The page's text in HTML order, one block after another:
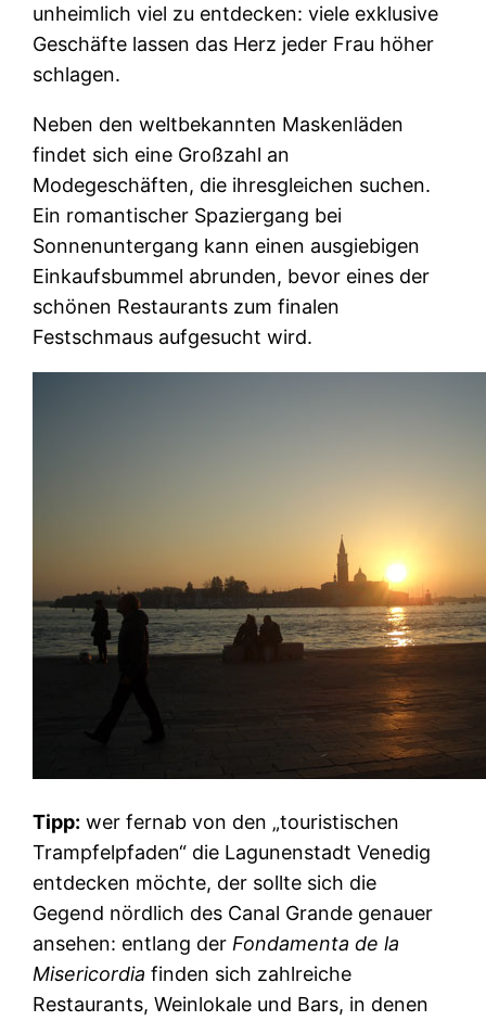
unheimlich viel zu entdecken: viele exklusive
Geschäfte lassen das Herz jeder Frau höher
schlagen.
Neben den weltbekannten Maskenläden
findet sich eine Großzahl an
Modegeschäften, die ihresgleichen suchen.
Ein romantischer Spaziergang bei
Sonnenuntergang kann einen ausgiebigen
Einkaufsbummel abrunden, bevor eines der
schönen Restaurants zum finalen
Festschmaus aufgesucht wird.
Tipp: wer fernab von den „touristischen
Trampfelpfaden“ die Lagunenstadt Venedig
entdecken möchte, der sollte sich die
Gegend nördlich des Canal Grande genauer
ansehen: entlang der Fondamenta de la
Misericordia finden sich zahlreiche
Restaurants, Weinlokale und Bars, in denen